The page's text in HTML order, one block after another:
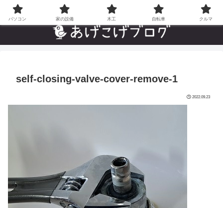
自分でやった”あんなことやこんなこと”の趣味ブログ
self-closing-valve-cover-remove-1
2022.09.23
パソコン 家の設備 木工 自転車 クルマ